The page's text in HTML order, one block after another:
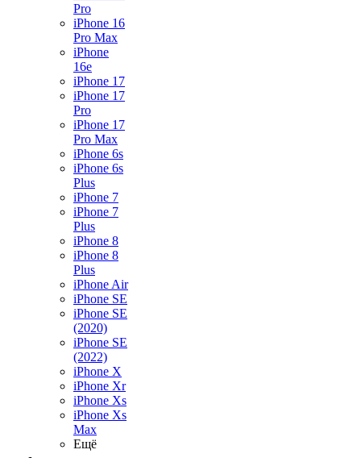
Pro
iPhone 16
Pro Max
iPhone
16e
iPhone 17
iPhone 17
Pro
iPhone 17
Pro Max
iPhone 6s
iPhone 6s
Plus
iPhone 7
iPhone 7
Plus
iPhone 8
iPhone 8
Plus
iPhone Air
iPhone SE
iPhone SE
(2020)
iPhone SE
(2022)
iPhone X
iPhone Xr
iPhone Xs
iPhone Xs
Max
Ещё